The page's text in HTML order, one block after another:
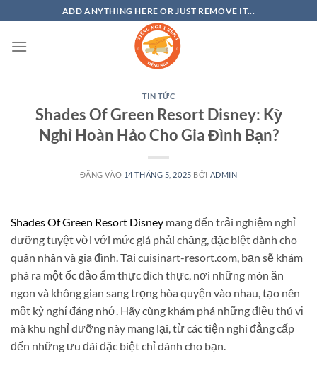
qua
nội
ADD ANYTHING HERE OR JUST REMOVE IT...
TIN TỨC
Shades Of Green Resort Disney: Kỳ
Nghỉ Hoàn Hảo Cho Gia Đình Bạn?
ĐĂNG VÀO 14 THÁNG 5, 2025 BỞI ADMIN
Shades Of Green Resort Disney mang đến trải nghiệm nghỉ
dưỡng tuyệt vời với mức giá phải chăng, đặc biệt dành cho
quân nhân và gia đình. Tại cuisinart-resort.com, bạn sẽ khám
phá ra một ốc đảo ẩm thực đích thực, nơi những món ăn
ngon và không gian sang trọng hòa quyện vào nhau, tạo nên
một kỳ nghỉ đáng nhớ. Hãy cùng khám phá những điều thú vị
mà khu nghỉ dưỡng này mang lại, từ các tiện nghi đẳng cấp
đến những ưu đãi đặc biệt chỉ dành cho bạn.